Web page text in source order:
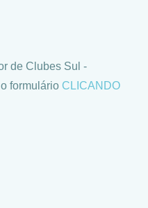
de Clubes Sul -
formulário CLICANDO